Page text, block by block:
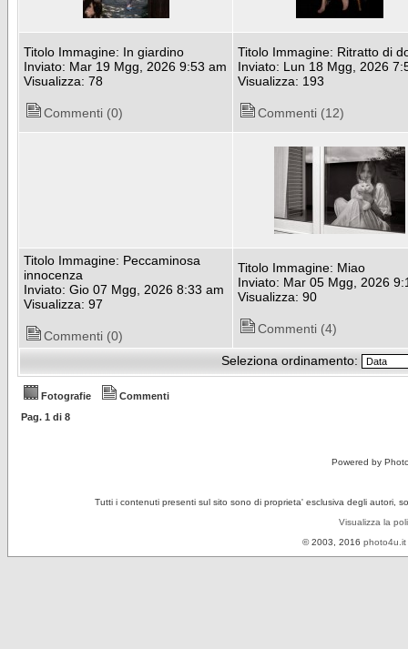
Titolo Immagine: In giardino
Inviato: Mar 19 Mgg, 2026 9:53 am
Visualizza: 78
Commenti (0)
Titolo Immagine: Ritratto di
Inviato: Lun 18 Mgg, 2026
Visualizza: 193
Commenti (12)
Titolo Immagine: Peccaminosa
innocenza
Inviato: Gio 07 Mgg, 2026 8:33 am
Visualizza: 97
Commenti (0)
Titolo Immagine: Miao
Inviato: Mar 05 Mgg, 2026
Visualizza: 90
Commenti (4)
Seleziona ordinamento:
Fotografie
Commenti
Pag. 1 di 8
Powered by
Tutti i contenuti presenti sul sito sono di proprieta' esclusiva degli autori,
Visualizza la
© 2003, 2016 photo4u.it